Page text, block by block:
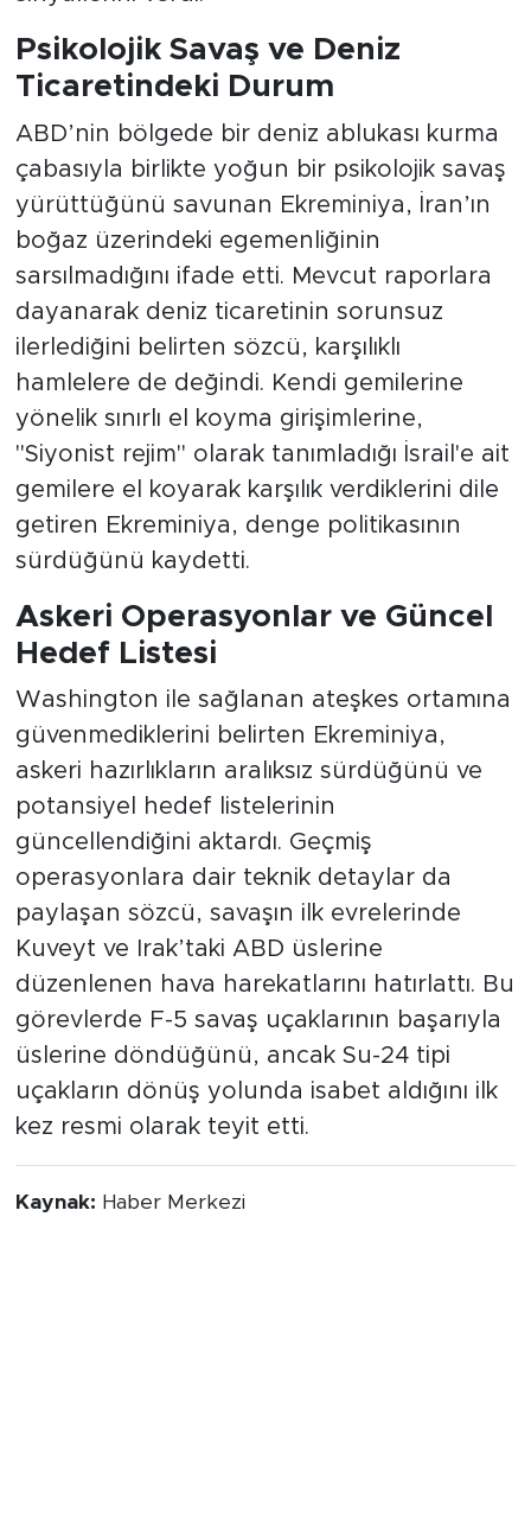
Psikolojik Savaş ve Deniz
Ticaretindeki Durum
ABD’nin bölgede bir deniz ablukası kurma
çabasıyla birlikte yoğun bir psikolojik savaş
yürüttüğünü savunan Ekreminiya, İran’ın
boğaz üzerindeki egemenliğinin
sarsılmadığını ifade etti. Mevcut raporlara
dayanarak deniz ticaretinin sorunsuz
ilerlediğini belirten sözcü, karşılıklı
hamlelere de değindi. Kendi gemilerine
yönelik sınırlı el koyma girişimlerine,
"Siyonist rejim" olarak tanımladığı İsrail'e ait
gemilere el koyarak karşılık verdiklerini dile
getiren Ekreminiya, denge politikasının
sürdüğünü kaydetti.
Askeri Operasyonlar ve Güncel
Hedef Listesi
Washington ile sağlanan ateşkes ortamına
güvenmediklerini belirten Ekreminiya,
askeri hazırlıkların aralıksız sürdüğünü ve
potansiyel hedef listelerinin
güncellendiğini aktardı. Geçmiş
operasyonlara dair teknik detaylar da
paylaşan sözcü, savaşın ilk evrelerinde
Kuveyt ve Irak’taki ABD üslerine
düzenlenen hava harekatlarını hatırlattı. Bu
görevlerde F-5 savaş uçaklarının başarıyla
üslerine döndüğünü, ancak Su-24 tipi
uçakların dönüş yolunda isabet aldığını ilk
kez resmi olarak teyit etti.
Kaynak: Haber Merkezi